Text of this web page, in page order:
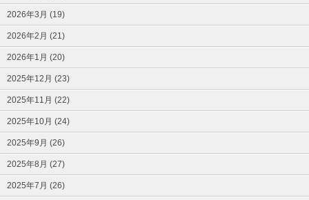
2026年3月 (19)
2026年2月 (21)
2026年1月 (20)
2025年12月 (23)
2025年11月 (22)
2025年10月 (24)
2025年9月 (26)
2025年8月 (27)
2025年7月 (26)